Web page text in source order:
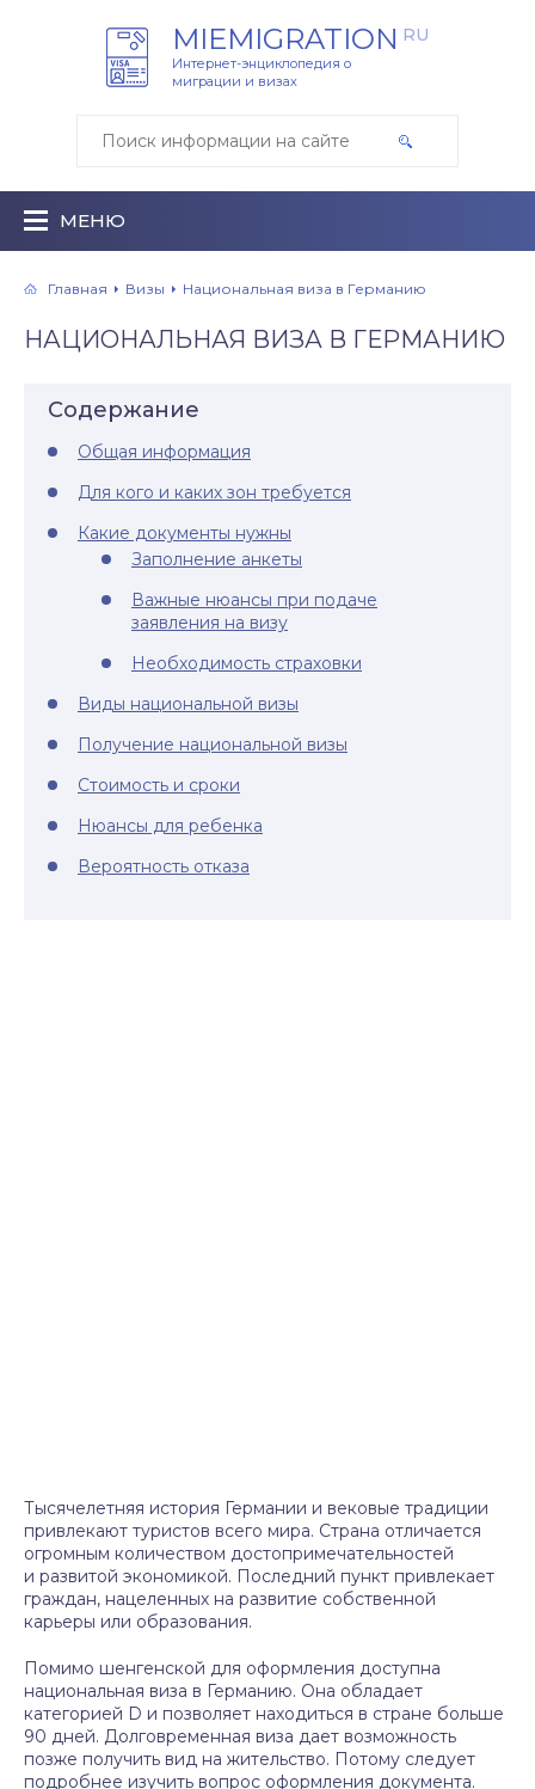
MIEMIGRATION RU
Интернет-энциклопедия о
миграции и визах
МЕНЮ
Главная Визы Национальная виза в Германию
НАЦИОНАЛЬНАЯ ВИЗА В ГЕРМАНИЮ
Содержание
Общая информация
Для кого и каких зон требуется
Какие документы нужны
Заполнение анкеты
Важные нюансы при подаче
заявления на визу
Необходимость страховки
Виды национальной визы
Получение национальной визы
Стоимость и сроки
Нюансы для ребенка
Вероятность отказа
Тысячелетняя история Германии и вековые традиции
привлекают туристов всего мира. Страна отличается
огромным количеством достопримечательностей
и развитой экономикой. Последний пункт привлекает
граждан, нацеленных на развитие собственной
карьеры или образования.
Помимо шенгенской для оформления доступна
национальная виза в Германию. Она обладает
категорией D и позволяет находиться в стране больше
90 дней. Долговременная виза дает возможность
позже получить вид на жительство. Потому следует
подробнее изучить вопрос оформления документа.